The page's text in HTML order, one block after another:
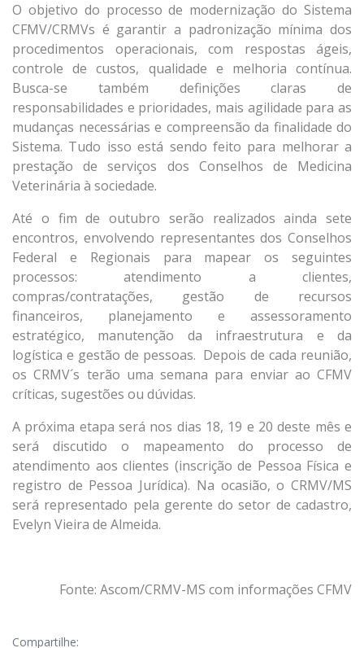
O objetivo do processo de modernização do Sistema
CFMV/CRMVs é garantir a padronização mínima dos
procedimentos operacionais, com respostas ágeis,
controle de custos, qualidade e melhoria contínua.
Busca-se também definições claras de
responsabilidades e prioridades, mais agilidade para as
mudanças necessárias e compreensão da finalidade do
Sistema. Tudo isso está sendo feito para melhorar a
prestação de serviços dos Conselhos de Medicina
Veterinária à sociedade.
Até o fim de outubro serão realizados ainda sete
encontros, envolvendo representantes dos Conselhos
Federal e Regionais para mapear os seguintes
processos: atendimento a clientes,
compras/contratações, gestão de recursos
financeiros, planejamento e assessoramento
estratégico, manutenção da infraestrutura e da
logística e gestão de pessoas. Depois de cada reunião,
os CRMV´s terão uma semana para enviar ao CFMV
críticas, sugestões ou dúvidas.
A próxima etapa será nos dias 18, 19 e 20 deste mês e
será discutido o mapeamento do processo de
atendimento aos clientes (inscrição de Pessoa Física e
registro de Pessoa Jurídica). Na ocasião, o CRMV/MS
será representado pela gerente do setor de cadastro,
Evelyn Vieira de Almeida.
Fonte: Ascom/CRMV-MS com informações CFMV
Compartilhe: